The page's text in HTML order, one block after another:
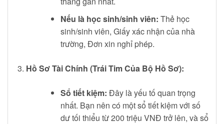
Nếu là học sinh/sinh viên: Thẻ học
sinh/sinh viên, Giấy xác nhận của nhà
trường, Đơn xin nghỉ phép.
Hồ Sơ Tài Chính (Trái Tim Của Bộ Hồ Sơ):
Sổ tiết kiệm: Đây là yếu tố quan trọng
nhất. Bạn nên có một sổ tiết kiệm với số
dư tối thiểu từ 200 triệu VNĐ trở lên, và sổ